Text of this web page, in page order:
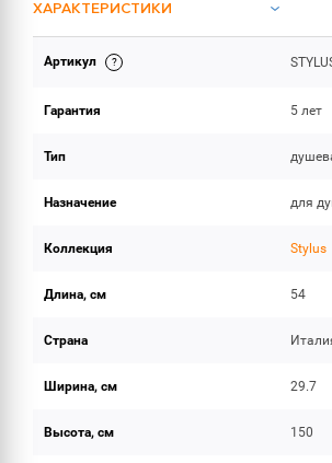
ХАРАКТЕРИСТИКИ
ОБЪЕМ ПОСТАВКИ
Артикул
Гарантия 5 лет
Тип
Назначение для
Коллекция Stylus
Длина, см 54
Страна
Ширина, см 29.7
Высота, см 150